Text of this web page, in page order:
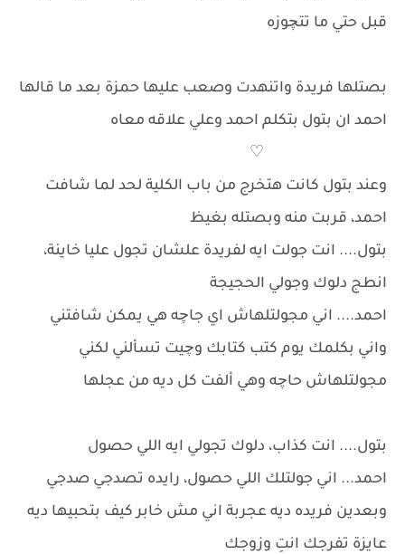
قبل حتي ما تتچوزه
بصتلها فريدة واتنهدت وصعب عليها حمزة بعد ما قالها
احمد ان بتول بتكلم احمد وعلي علاقه معاه
♡
وعند بتول كانت هتخرج من باب الكلية لحد لما شافت
احمد، قربت منه وبصتله بغيظ
بتول.... انت جولت ايه لفريدة علشان تجول عليا خاينة،
انطج دلوك وجولي الحجيجة
احمد.... اني مجولتلهاش اي جاچه هي يمكن شافتني
واني بكلمك يوم كتب كتابك وچيت تسألني لكني
مجولتلهاش حاچه وهي ألفت كل ديه من عجلها
بتول.... انت كذاب، دلوك تجولي ايه اللي حصول
احمد... اني جولتلك اللي حصول، رايده تصدجي صدجي
وبعدين فريده ديه عجربة اني مش خابر كيف بتحبيها ديه
عايزة تفرجك انتِ وزوجك